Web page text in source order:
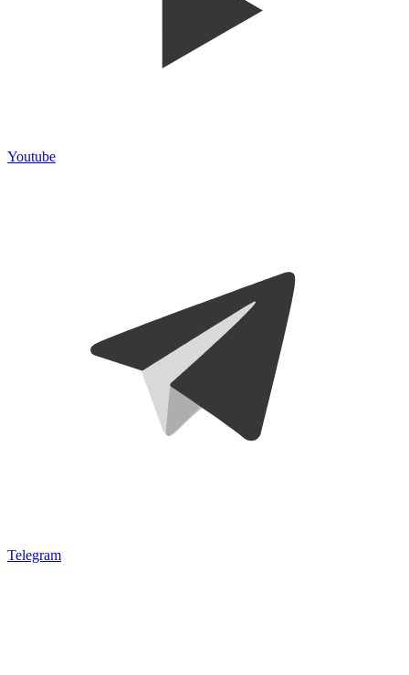
Youtube
Telegram